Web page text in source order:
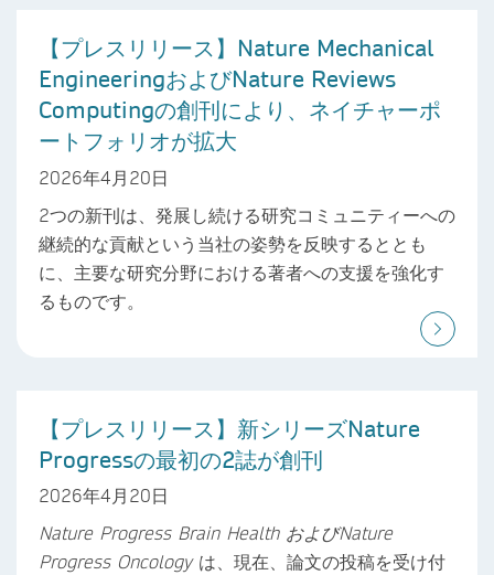
【プレスリリース】Nature Mechanical
EngineeringおよびNature Reviews
Computingの創刊により、ネイチャーポ
ートフォリオが拡大
2026年4月20日
2つの新刊は、発展し続ける研究コミュニティーへの
継続的な貢献という当社の姿勢を反映するととも
に、主要な研究分野における著者への支援を強化す
るものです。
【プレスリリース】新シリーズNature
Progressの最初の2誌が創刊
2026年4月20日
Nature Progress Brain Health およびNature
Progress Oncology は、現在、論文の投稿を受け付